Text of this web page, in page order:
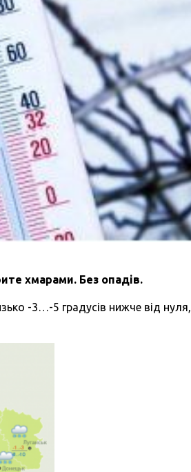
хмарами. Без опадів.
-3…-5 градусів нижче від нуля,